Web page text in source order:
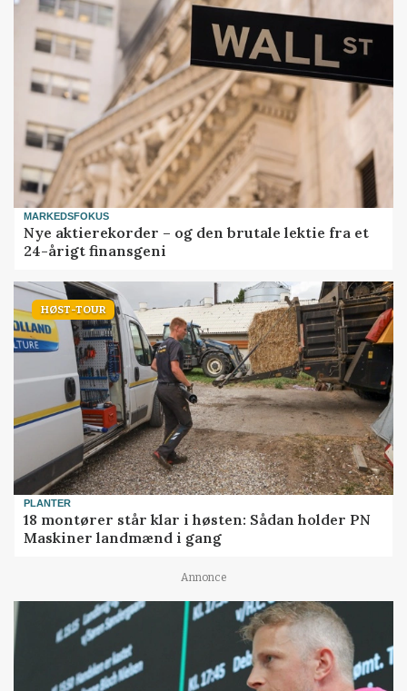
MARKEDSFOKUS
Nye aktierekorder – og den brutale lektie fra et
24-årigt finansgeni
HØST-TOUR
PLANTER
18 montører står klar i høsten: Sådan holder PN
Maskiner landmænd i gang
Annonce